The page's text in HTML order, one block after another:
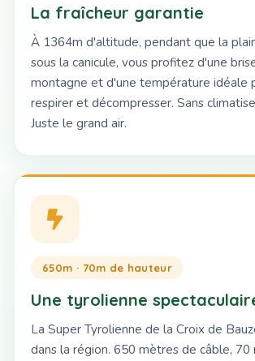
La fraîcheur garantie
À 1364m d'altitude, pendant que la
sous la canicule, vous profitez d'une
montagne et d'une température idéale
respirer et décompresser. Sans
Juste le grand air.
650m · 70m de hauteur
Une tyrolienne
La Super Tyrolienne de la Croix de
dans la région. 650 mètres de câble, 70